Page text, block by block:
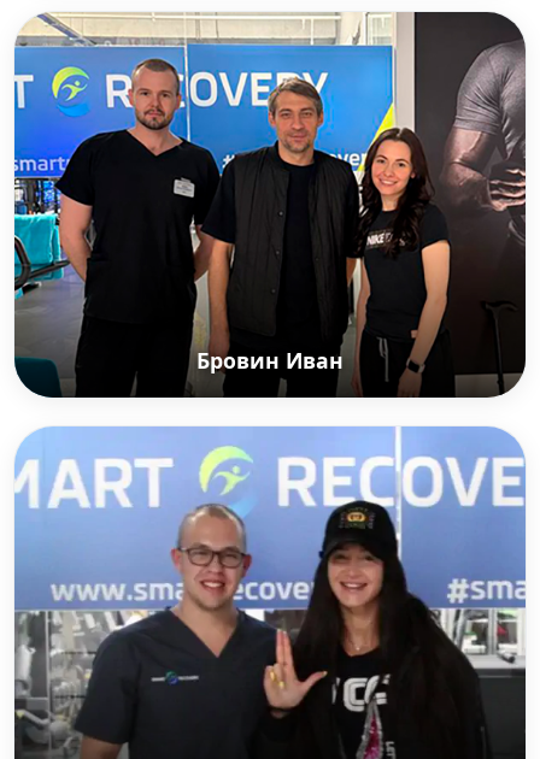
Богатырёв Адам
Российский боец смешанных единоборств,
двукратный чемпион мира по боевому самбо,
двукратный чемпион России по боевому самбо,
серебряный призер кубка России по ММА 2017,
мастер спорта России международного класса
по боевому самбо
Бровин Иван
Бровин Иван
Российский актер театра и кино.